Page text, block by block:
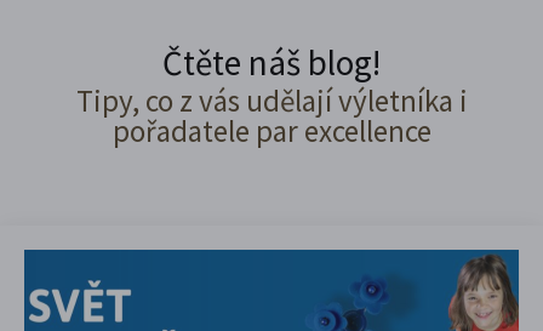
Čtěte náš blog!
Tipy, co z vás udělají výletníka i
pořadatele par excellence